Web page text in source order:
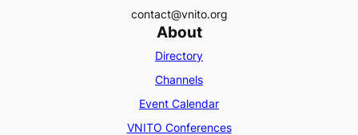
contact@vnito.org
About
Directory
Channels
Event Calendar
VNITO Conferences